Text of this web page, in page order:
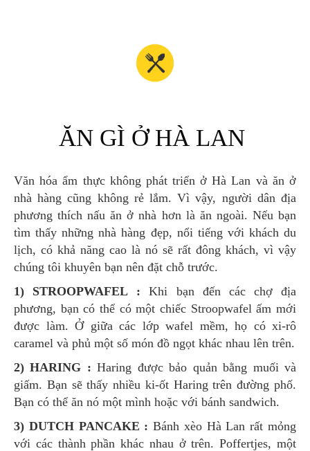
ĂN GÌ Ở HÀ LAN
Văn hóa ẩm thực không phát triển ở Hà Lan và ăn ở
nhà hàng cũng không rẻ lắm. Vì vậy, người dân địa
phương thích nấu ăn ở nhà hơn là ăn ngoài. Nếu bạn
tìm thấy những nhà hàng đẹp, nổi tiếng với khách du
lịch, có khả năng cao là nó sẽ rất đông khách, vì vậy
chúng tôi khuyên bạn nên đặt chỗ trước.
1) STROOPWAFEL :Khi bạn đến các chợ địa
phương, bạn có thể có một chiếc Stroopwafel ấm mới
được làm. Ở giữa các lớp wafel mềm, họ có xi-rô
caramel và phủ một số món đồ ngọt khác nhau lên trên.
2) HARING :Haring được bảo quản bằng muối và
giấm. Bạn sẽ thấy nhiều ki-ốt Haring trên đường phố.
Bạn có thể ăn nó một mình hoặc với bánh sandwich.
3) DUTCH PANCAKE : Bánh xèo Hà Lan rất mỏng
với các thành phần khác nhau ở trên. Poffertjes, một